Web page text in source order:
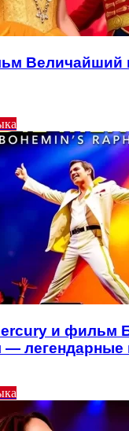
Величайший
и фильм
— легендарные